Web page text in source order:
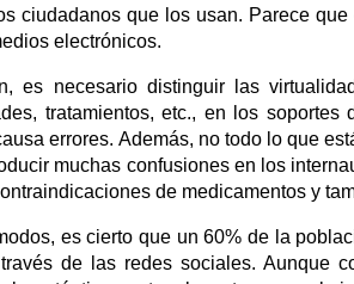
ciudadanos que los usan. Parece
electrónicos.
es necesario distinguir las
tratamientos, etc., en los
errores. Además, no todo lo que
muchas confusiones en los
de medicamentos y
es cierto que un 60% de la
de las redes sociales. Aunque